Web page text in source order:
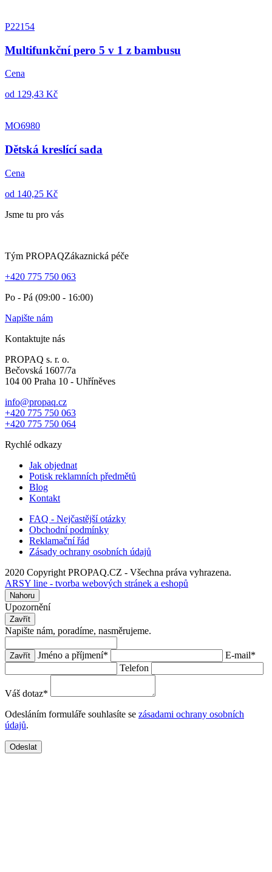
P22154
Multifunkční pero 5 v 1 z bambusu
Cena
od 129,43 Kč
MO6980
Dětská kreslící sada
Cena
od 140,25 Kč
Jsme tu pro vás
Tým PROPAQZákaznická péče
+420 775 750 063
Po - Pá (09:00 - 16:00)
Napište nám
Kontaktujte nás
PROPAQ s. r. o.
Bečovská 1607/7a
104 00 Praha 10 - Uhříněves
info@propaq.cz
+420 775 750 063
+420 775 750 064
Rychlé odkazy
Jak objednat
Potisk reklamních předmětů
Blog
Kontakt
FAQ - Nejčastější otázky
Obchodní podmínky
Reklamační řád
Zásady ochrany osobních údajů
2020 Copyright PROPAQ.CZ - Všechna práva vyhrazena.
ARSY line - tvorba webových stránek a eshopů
Nahoru
Upozornění
Zavřít
Napište nám, poradíme, nasměrujeme.
Zavřít Jméno a příjmení* E-mail*
Telefon
Váš dotaz*
Odesláním formuláře souhlasíte se zásadami ochrany osobních
údajů.
Odeslat